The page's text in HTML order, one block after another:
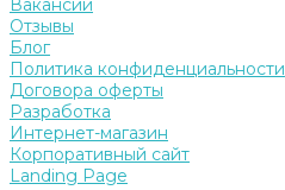
Вакансии
Отзывы
Блог
Политика конфиденциальности
Договора оферты
Разработка
Интернет-магазин
Корпоративный сайт
Landing Page